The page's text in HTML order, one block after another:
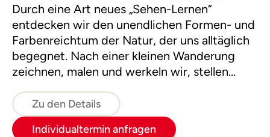
Durch eine Art neues „Sehen-Lernen“
entdecken wir den unendlichen Formen- und
Farbenreichtum der Natur, der uns alltäglich
begegnet. Nach einer kleinen Wanderung
zeichnen, malen und werkeln wir, stellen
unseren Eindrücken freien Lauf.
Zu den Details
Individualtermin anfragen